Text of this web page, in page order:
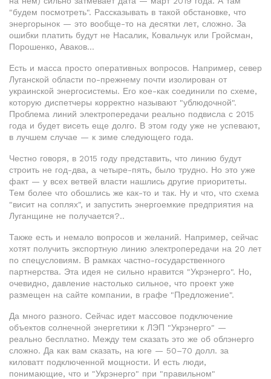
"будем посмотреть". Рассказывать в такой обстановке, что
энергорынок — это вообще-то на десятки лет, сложно. За
ошибки платить будут не Насалик, Ковальчук или Гройсман,
Порошенко, Аваков…
Есть и масса просто оперативных вопросов. Например, север
Луганской области по-прежнему почти изолирован от
украинской энергосистемы. Его кое-как соединили по схеме,
которую диспетчеры корректно называют "ублюдочной".
Проблема линий электропередачи реально подвисла с 2015
года и будет висеть еще долго. В этом году уже не успевают,
в лучшем случае — к зиме следующего года.
Честно говоря, в 2015 году представить, что линию будут
строить не год-два, а четыре-пять, было трудно. Но это уже
факт — у всех ветвей власти нашлись другие приоритеты.
Тем более что обошлись же как-то и так. Ну и что, что схема
"висит на соплях", и запустить энергоемкие предприятия на
Луганщине не получается?..
Также есть и немало вопросов и желаний. Например, сейчас
хотят получить экспортную линию электропередачи на 20 лет
по спецусловиям. В рамках частно-государственного
партнерства. Эта идея не сильно нравится "Укрэнерго". Но,
очевидно, давление настолько сильное, что проект уже
размещен на сайте компании, в графе "Предложение".
Да много разного. Сейчас идет массовое подключение
объектов солнечной энергетики к ЛЭП "Укрэнерго" —
реально бесплатно. Между тем сказать это же об облэнерго
сложно. Да как вам сказать, на юге — 50–70 долл. за
киловатт подключенной мощности. И есть люди,
понимающие, что и "Укрэнерго" при "правильном"